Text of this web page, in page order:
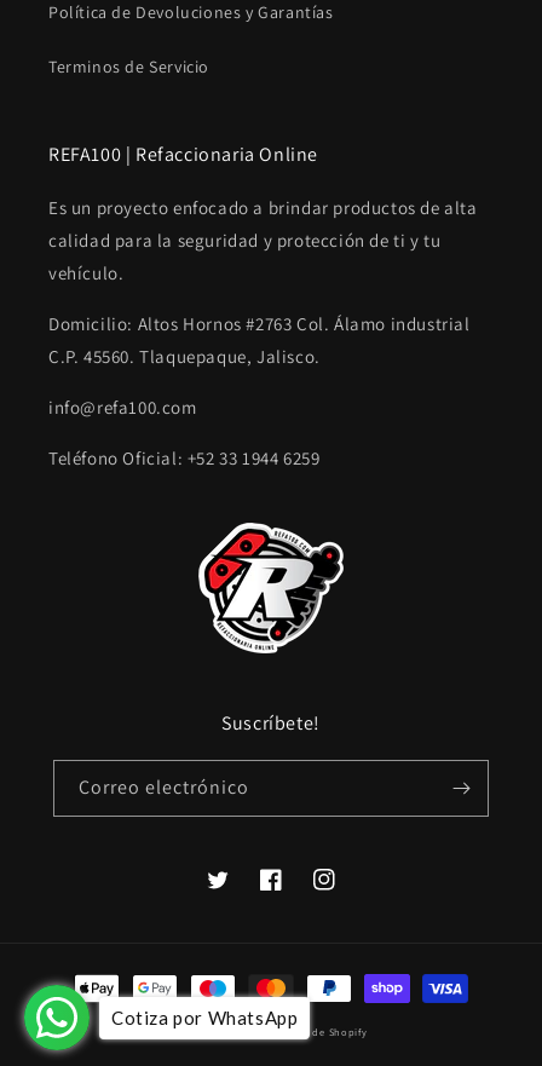
Política de Devoluciones y Garantías
Terminos de Servicio
REFA100 | Refaccionaria Online
Es un proyecto enfocado a brindar productos de alta
calidad para la seguridad y protección de ti y tu
vehículo.
Domicilio: Altos Hornos #2763 Col. Álamo industrial
C.P. 45560. Tlaquepaque, Jalisco.
info@refa100.com
Teléfono Oficial: +52 33 1944 6259
Suscríbete!
Correo electrónico
TwitterFacebookInstagram
Formas
de
pago
© 2026, Tecnología de Shopify
Cotiza por WhatsApp